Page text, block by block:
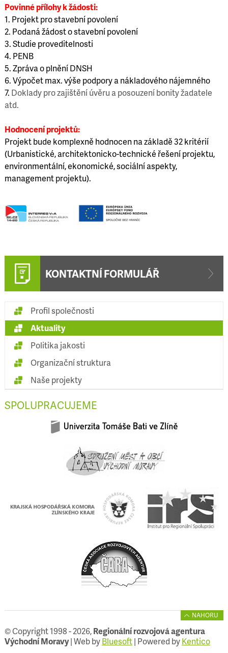
Povinné přílohy k žádosti:
1. Projekt pro stavební povolení
2. Podaná žádost o stavební povolení
3. Studie proveditelnosti
4. PENB
5. Zpráva o plnění DNSH
6. Výpočet max. výše podpory a nákladového nájemného
7. Doklady pro zajištění úvěru a posouzení bonity žadatele
atd.
Hodnocení projektů:
Projekt bude komplexně hodnocen na základě 32 kritérií
(Urbanistické, architektonicko-technické řešení projektu,
environmentální, ekonomické, sociální aspekty,
management projektu).
KONTAKTNÍ FORMULÁŘ
Profil společnosti
Aktuality
Politika jakosti
Organizační struktura
Naše projekty
SPOLUPRACUJEME
NAHORU
© Copyright 1998 - 2026,Regionální rozvojová agentura
Východní Moravy| Web byBluesoft| Powered byKentico